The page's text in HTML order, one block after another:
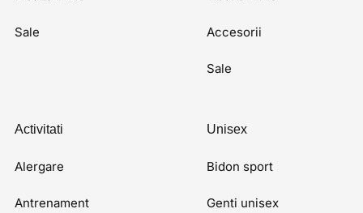
Sale Accesorii
Sale
Activitati
Alergare
Antrenament
Unisex
Bidon sport
Genti unisex